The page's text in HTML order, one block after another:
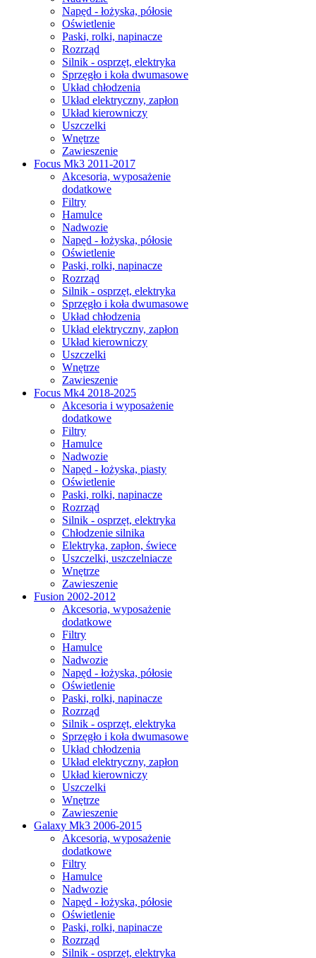
Napęd - łożyska, półosie
Oświetlenie
Paski, rolki, napinacze
Rozrząd
Silnik - osprzęt, elektryka
Sprzęgło i koła dwumasowe
Układ chłodzenia
Układ elektryczny, zapłon
Układ kierowniczy
Uszczelki
Wnętrze
Zawieszenie
Focus Mk3 2011-2017
Akcesoria, wyposażenie
dodatkowe
Filtry
Hamulce
Nadwozie
Napęd - łożyska, półosie
Oświetlenie
Paski, rolki, napinacze
Rozrząd
Silnik - osprzęt, elektryka
Sprzęgło i koła dwumasowe
Układ chłodzenia
Układ elektryczny, zapłon
Układ kierowniczy
Uszczelki
Wnętrze
Zawieszenie
Focus Mk4 2018-2025
Akcesoria i wyposażenie
dodatkowe
Filtry
Hamulce
Nadwozie
Napęd - łożyska, piasty
Oświetlenie
Paski, rolki, napinacze
Rozrząd
Silnik - osprzęt, elektryka
Chłodzenie silnika
Elektryka, zapłon, świece
Uszczelki, uszczelniacze
Wnętrze
Zawieszenie
Fusion 2002-2012
Akcesoria, wyposażenie
dodatkowe
Filtry
Hamulce
Nadwozie
Napęd - łożyska, półosie
Oświetlenie
Paski, rolki, napinacze
Rozrząd
Silnik - osprzęt, elektryka
Sprzęgło i koła dwumasowe
Układ chłodzenia
Układ elektryczny, zapłon
Układ kierowniczy
Uszczelki
Wnętrze
Zawieszenie
Galaxy Mk3 2006-2015
Akcesoria, wyposażenie
dodatkowe
Filtry
Hamulce
Nadwozie
Napęd - łożyska, półosie
Oświetlenie
Paski, rolki, napinacze
Rozrząd
Silnik - osprzęt, elektryka